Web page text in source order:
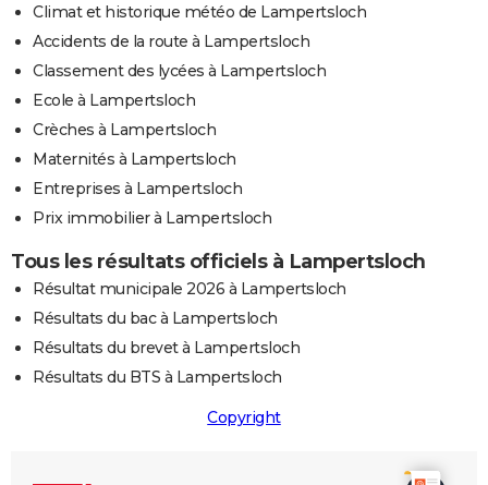
Climat et historique météo de Lampertsloch
Accidents de la route à Lampertsloch
Classement des lycées à Lampertsloch
Ecole à Lampertsloch
Crèches à Lampertsloch
Maternités à Lampertsloch
Entreprises à Lampertsloch
Prix immobilier à Lampertsloch
Tous les résultats officiels à Lampertsloch
Résultat municipale 2026 à Lampertsloch
Résultats du bac à Lampertsloch
Résultats du brevet à Lampertsloch
Résultats du BTS à Lampertsloch
Copyright